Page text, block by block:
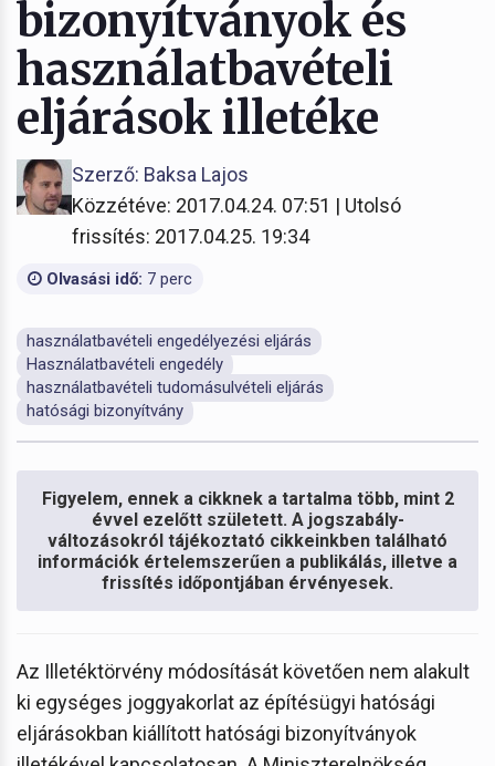
bizonyítványok és
használatbavételi
eljárások illetéke
Szerző: Baksa Lajos
Közzétéve: 2017.04.24. 07:51 | Utolsó
frissítés: 2017.04.25. 19:34
Olvasási idő: 7 perc
használatbavételi engedélyezési eljárás
Használatbavételi engedély
használatbavételi tudomásulvételi eljárás
hatósági bizonyítvány
Figyelem, ennek a cikknek a tartalma több, mint 2
évvel ezelőtt született. A jogszabály-
változásokról tájékoztató cikkeinkben található
információk értelemszerűen a publikálás, illetve a
frissítés időpontjában érvényesek.
Az Illetéktörvény módosítását követően nem alakult
ki egységes joggyakorlat az építésügyi hatósági
eljárásokban kiállított hatósági bizonyítványok